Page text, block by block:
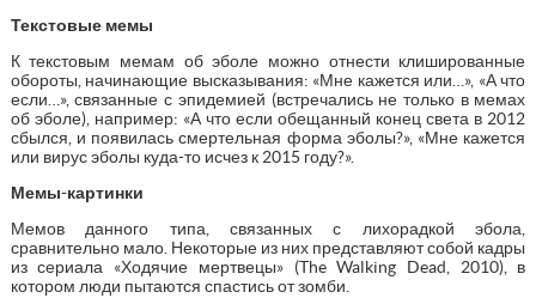
Текстовые мемы
К текстовым мемам об эболе можно отнести клишированные
обороты, начинающие высказывания: «Мне кажется или…», «А что
если…», связанные с эпидемией (встречались не только в мемах
об эболе), например: «А что если обещанный конец света в 2012
сбылся, и появилась смертельная форма эболы?», «Мне кажется
или вирус эболы куда-то исчез к 2015 году?».
Мемы-картинки
Мемов данного типа, связанных с лихорадкой эбола,
сравнительно мало. Некоторые из них представляют собой кадры
из сериала «Ходячие мертвецы» (The Walking Dead, 2010), в
котором люди пытаются спастись от зомби.